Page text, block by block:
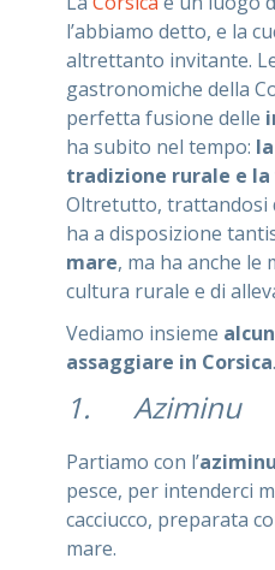
l’abbiamo detto, e la
altrettanto invitante.
gastronomiche della
perfetta fusione delle
ha subito nel tempo:
tradizione rurale e la
Oltretutto, trattandosi
ha a disposizione
mare, ma ha anche le
cultura rurale e di
Vediamo insieme
assaggiare in Corsica.
1. Aziminu
Partiamo con l’aziminu
pesce, per intenderci
cacciucco, preparata
mare.